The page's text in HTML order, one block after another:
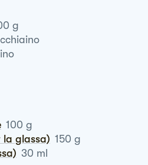
g
100 g
la glassa) 150 g
30 ml